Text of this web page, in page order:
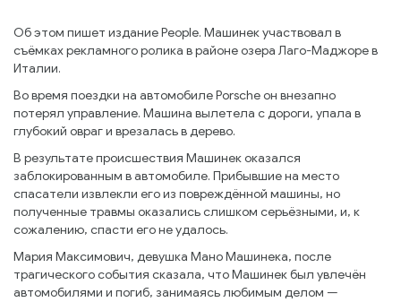
Об этом пишет издание People. Машинек участвовал в
съёмках рекламного ролика в районе озера Лаго-Маджоре в
Италии.
Во время поездки на автомобиле Porsche он внезапно
потерял управление. Машина вылетела с дороги, упала в
глубокий овраг и врезалась в дерево.
В результате происшествия Машинек оказался
заблокированным в автомобиле. Прибывшие на место
спасатели извлекли его из повреждённой машины, но
полученные травмы оказались слишком серьёзными, и, к
сожалению, спасти его не удалось.
Мария Максимович, девушка Мано Машинека, после
трагического события сказала, что Машинек был увлечён
автомобилями и погиб, занимаясь любимым делом —